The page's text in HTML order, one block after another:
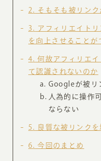
2 そもそも被リン
3
アフィリエイト
を向上させることが
4
何故アフィリエ
て認識されないのか
Googleが被リ
人為的に操作
ならない
5 良質な被リンク
6 今回のまとめ